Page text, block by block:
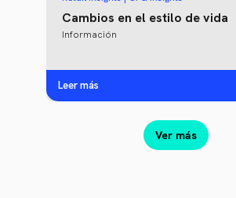
Cambios en el estilo de vida
Información
Leer más
Ver más